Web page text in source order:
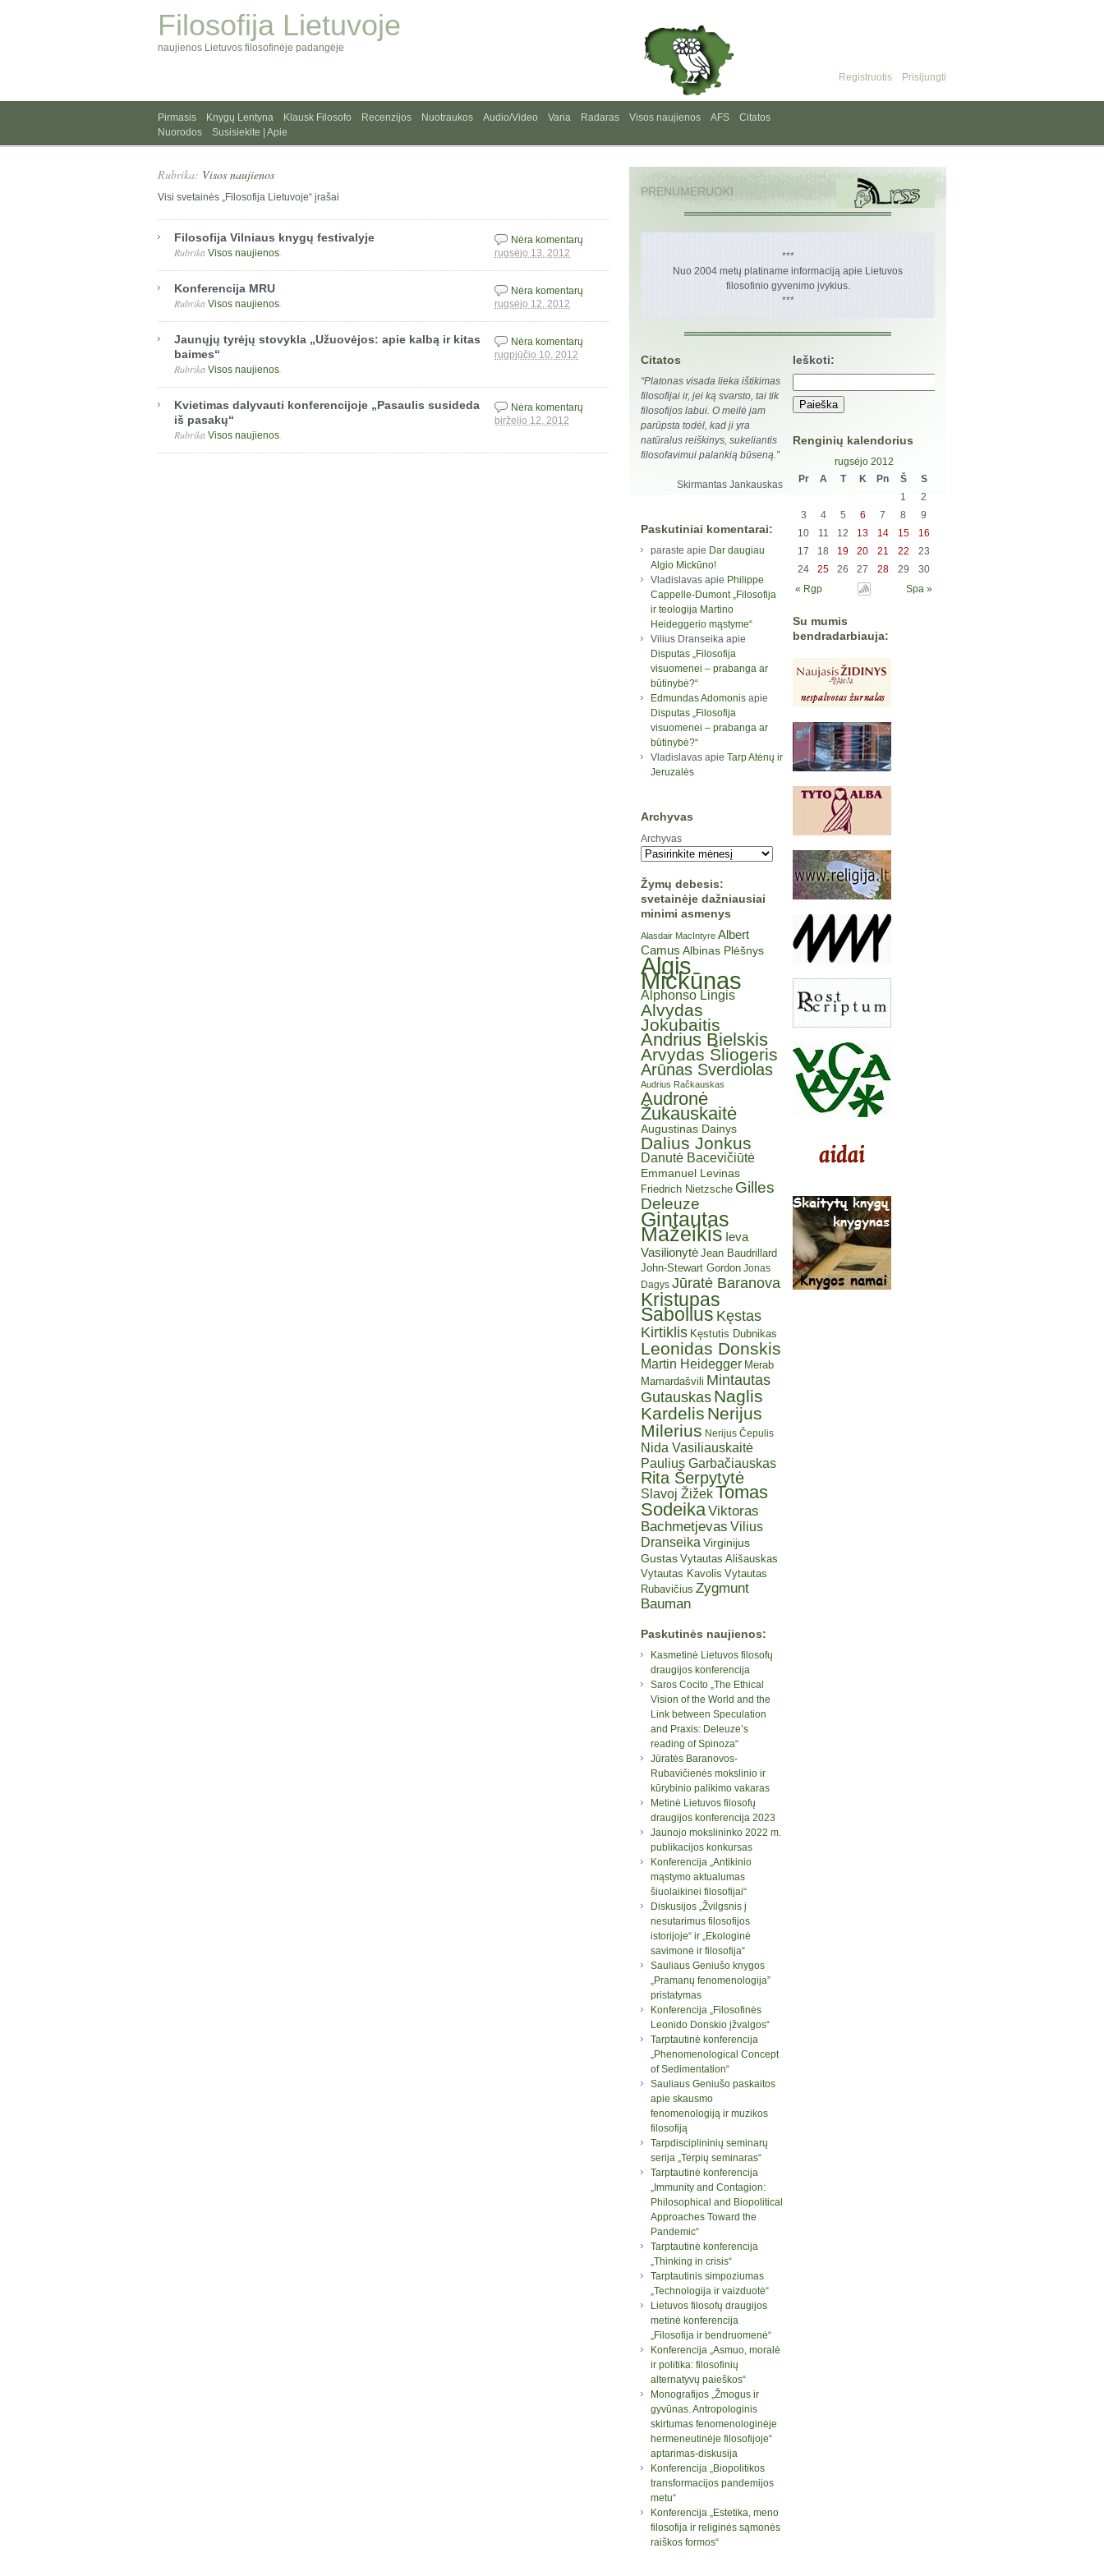
Filosofija Lietuvoje
naujienos Lietuvos filosofinėje padangėje
Prisijungti
Registruotis
Pirmasis Knygų Lentyna Klausk Filosofo Recenzijos Nuotraukos Audio/Video Varia Radaras Visos naujienos AFS
Citatos
Nuorodos
Susisiekite | Apie
Rubrika: Visos naujienos
Visi svetainės „Filosofija Lietuvoje“ įrašai
Filosofija Vilniaus knygų festivalyje
rugsėjo 13, 2012
Rubrika Visos naujienos
Nėra komentarų
Konferencija MRU
rugsėjo 12, 2012
Rubrika Visos naujienos
Nėra komentarų
Jaunųjų tyrėjų stovykla „Užuovėjos: apie kalbą ir kitas
baimes“
rugpjūčio 10, 2012
Rubrika Visos naujienos
Nėra komentarų
Kvietimas dalyvauti konferencijoje „Pasaulis susideda
iš pasakų“
birželio 12, 2012
Rubrika Visos naujienos
Nėra komentarų
PRENUMERUOKI
***
Nuo 2004 metų platiname informaciją apie Lietuvos
filosofinio gyvenimo įvykius.
***
Citatos
“Platonas visada lieka ištikimas
filosofijai ir, jei ką svarsto, tai tik
filosofijos labui. O meilė jam
parūpsta todėl, kad ji yra
natūralus reiškinys, sukeliantis
filosofavimui palankią būseną.”
Skirmantas Jankauskas
Paskutiniai komentarai:
paraste apie Dar daugiau
Algio Mickūno!
Vladislavas apie Philippe
Cappelle-Dumont „Filosofija
ir teologija Martino
Heideggerio mąstyme“
Vilius Dranseika apie
Disputas „Filosofija
visuomenei – prabanga ar
būtinybė?“
Edmundas Adomonis apie
Disputas „Filosofija
visuomenei – prabanga ar
būtinybė?“
Vladislavas apie Tarp Atėnų ir
Jeruzalės
Archyvas
Archyvas
Žymų debesis:
svetainėje dažniausiai
minimi asmenys
Alasdair MacIntyre Albert
Camus Albinas Plėšnys
Algis
Mickūnas
Alphonso Lingis
Alvydas
Jokubaitis
Andrius Bielskis
Arvydas Šliogeris
Arūnas Sverdiolas
Audrius Račkauskas
Audronė
Žukauskaitė
Augustinas Dainys
Dalius Jonkus
Danutė Bacevičiūtė
Emmanuel Levinas
Friedrich Nietzsche Gilles
Deleuze
Gintautas
Mažeikis Ieva
Vasilionytė Jean Baudrillard
John-Stewart Gordon Jonas
Dagys Jūratė Baranova
Kristupas
Sabolius Kęstas
Kirtiklis Kęstutis Dubnikas
Leonidas Donskis
Martin Heidegger Merab
Mamardašvili Mintautas
Gutauskas Naglis
Kardelis Nerijus
Milerius Nerijus Čepulis
Nida Vasiliauskaitė
Paulius Garbačiauskas
Rita Šerpytytė
Slavoj ŽižekTomas
SodeikaViktoras
Bachmetjevas Vilius
Dranseika Virginijus
Gustas Vytautas Ališauskas
Vytautas Kavolis Vytautas
Rubavičius Zygmunt
Bauman
Paskutinės naujienos:
Kasmetinė Lietuvos filosofų
draugijos konferencija
Saros Cocito „The Ethical
Vision of the World and the
Link between Speculation
and Praxis: Deleuze’s
reading of Spinoza“
Jūratės Baranovos-
Rubavičienės mokslinio ir
kūrybinio palikimo vakaras
Metinė Lietuvos filosofų
draugijos konferencija 2023
Jaunojo mokslininko 2022 m.
publikacijos konkursas
Konferencija „Antikinio
mąstymo aktualumas
šiuolaikinei filosofijai“
Diskusijos „Žvilgsnis į
nesutarimus filosofijos
istorijoje“ ir „Ekologinė
savimonė ir filosofija“
Sauliaus Geniušo knygos
„Pramanų fenomenologija”
pristatymas
Konferencija „Filosofinės
Leonido Donskio įžvalgos“
Tarptautinė konferencija
„Phenomenological Concept
of Sedimentation“
Sauliaus Geniušo paskaitos
apie skausmo
fenomenologiją ir muzikos
filosofiją
Tarpdisciplininių seminarų
serija „Terpių seminaras“
Tarptautinė konferencija
„Immunity and Contagion:
Philosophical and Biopolitical
Approaches Toward the
Pandemic“
Tarptautinė konferencija
„Thinking in crisis“
Tarptautinis simpoziumas
„Technologija ir vaizduotė“
Lietuvos filosofų draugijos
metinė konferencija
„Filosofija ir bendruomenė“
Konferencija „Asmuo, moralė
ir politika: filosofinių
alternatyvų paieškos“
Monografijos „Žmogus ir
gyvūnas. Antropologinis
skirtumas fenomenologinėje
hermeneutinėje filosofijoje“
aptarimas-diskusija
Konferencija „Biopolitikos
transformacijos pandemijos
metu“
Konferencija „Estetika, meno
filosofija ir religinės sąmonės
raiškos formos“
Ieškoti:
Renginių kalendorius
rugsėjo 2012
Pr
A T K Pn Š
S
1
2
3
4 5 6 7 8
9
10
11 12 13 14 15
16
17
18 19 20 21 22
23
24
25 26 27 28 29
30
« Rgp
Spa »
Su mumis
bendradarbiauja: